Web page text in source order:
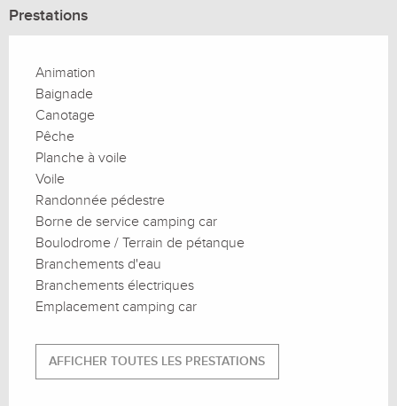
Prestations
Animation
Baignade
Canotage
Pêche
Planche à voile
Voile
Randonnée pédestre
Borne de service camping car
Boulodrome / Terrain de pétanque
Branchements d'eau
Branchements électriques
Emplacement camping car
AFFICHER TOUTES LES PRESTATIONS